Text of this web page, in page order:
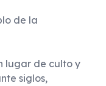
de la
lugar de culto y
siglos,